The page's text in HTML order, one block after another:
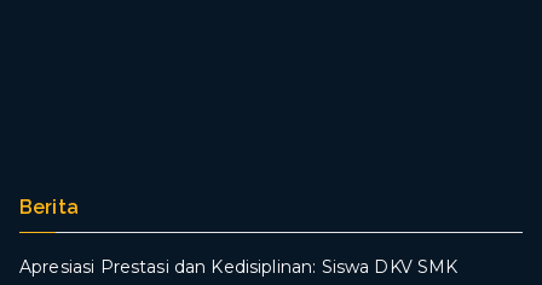
Berita
Apresiasi Prestasi dan Kedisiplinan: Siswa DKV SMK